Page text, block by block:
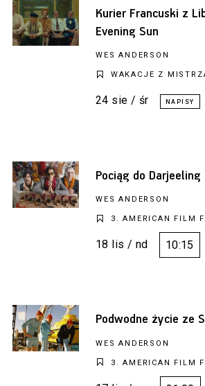
Kurier Francuski z
Evening Sun
WES ANDERSON
WAKACJE Z
24 sie / śr
Pociąg do Darjeeling
WES ANDERSON
3. AMERICAN FILM
18 lis / nd 10:15
Podwodne życie ze
WES ANDERSON
3. AMERICAN FILM